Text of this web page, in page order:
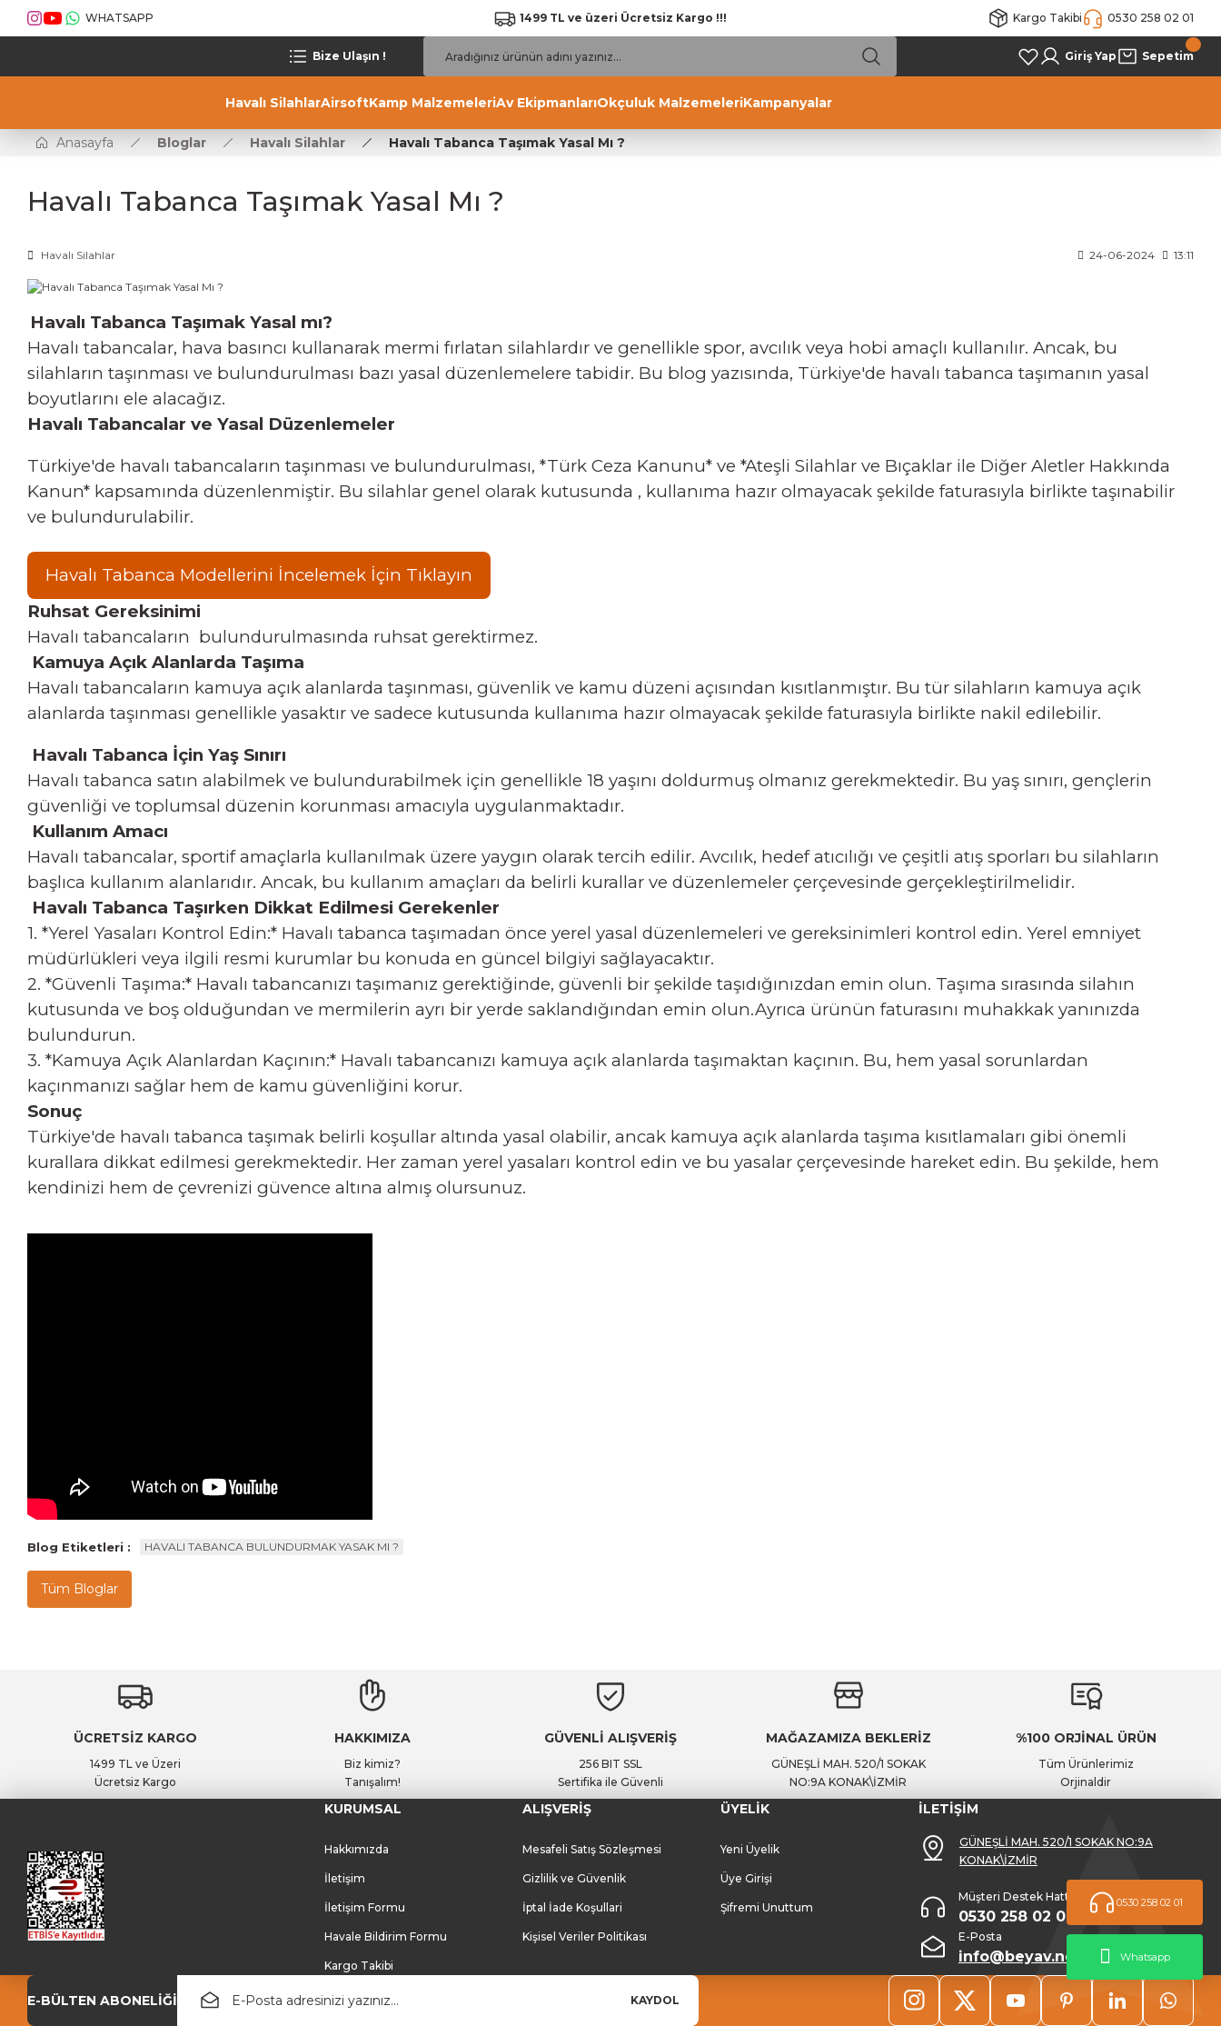
Whatsapp
WHATSAPP 1499 TL ve üzeri Ücretsiz Kargo !!! Kargo Takibi 0530 258 02 01
Bize Ulaşın ! Giriş Yap Sepetim
Havalı SilahlarAirsoftKamp MalzemeleriAv EkipmanlarıOkçuluk MalzemeleriKampanyalar
Anasayfa Bloglar Havalı Silahlar Havalı Tabanca Taşımak Yasal Mı ?
Havalı Tabanca Taşımak Yasal Mı ?
Havalı Silahlar 24-06-2024 13:11
Havalı Tabanca Taşımak Yasal mı?
Havalı tabancalar, hava basıncı kullanarak mermi fırlatan silahlardır ve genellikle spor, avcılık veya hobi amaçlı kullanılır. Ancak, bu
silahların taşınması ve bulundurulması bazı yasal düzenlemelere tabidir. Bu blog yazısında, Türkiye'de havalı tabanca taşımanın yasal
boyutlarını ele alacağız.
Havalı Tabancalar ve Yasal Düzenlemeler
Türkiye'de havalı tabancaların taşınması ve bulundurulması, *Türk Ceza Kanunu* ve *Ateşli Silahlar ve Bıçaklar ile Diğer Aletler Hakkında
Kanun* kapsamında düzenlenmiştir. Bu silahlar genel olarak kutusunda , kullanıma hazır olmayacak şekilde faturasıyla birlikte taşınabilir
ve bulundurulabilir.
Havalı Tabanca Modellerini İncelemek İçin Tıklayın
Ruhsat Gereksinimi
Havalı tabancaların bulundurulmasında ruhsat gerektirmez.
Kamuya Açık Alanlarda Taşıma
Havalı tabancaların kamuya açık alanlarda taşınması, güvenlik ve kamu düzeni açısından kısıtlanmıştır. Bu tür silahların kamuya açık
alanlarda taşınması genellikle yasaktır ve sadece kutusunda kullanıma hazır olmayacak şekilde faturasıyla birlikte nakil edilebilir.
Havalı Tabanca İçin Yaş Sınırı
Havalı tabanca satın alabilmek ve bulundurabilmek için genellikle 18 yaşını doldurmuş olmanız gerekmektedir. Bu yaş sınırı, gençlerin
güvenliği ve toplumsal düzenin korunması amacıyla uygulanmaktadır.
Kullanım Amacı
Havalı tabancalar, sportif amaçlarla kullanılmak üzere yaygın olarak tercih edilir. Avcılık, hedef atıcılığı ve çeşitli atış sporları bu silahların
başlıca kullanım alanlarıdır. Ancak, bu kullanım amaçları da belirli kurallar ve düzenlemeler çerçevesinde gerçekleştirilmelidir.
Havalı Tabanca Taşırken Dikkat Edilmesi Gerekenler
1. *Yerel Yasaları Kontrol Edin:* Havalı tabanca taşımadan önce yerel yasal düzenlemeleri ve gereksinimleri kontrol edin. Yerel emniyet
müdürlükleri veya ilgili resmi kurumlar bu konuda en güncel bilgiyi sağlayacaktır.
2. *Güvenli Taşıma:* Havalı tabancanızı taşımanız gerektiğinde, güvenli bir şekilde taşıdığınızdan emin olun. Taşıma sırasında silahın
kutusunda ve boş olduğundan ve mermilerin ayrı bir yerde saklandığından emin olun.Ayrıca ürünün faturasını muhakkak yanınızda
bulundurun.
3. *Kamuya Açık Alanlardan Kaçının:* Havalı tabancanızı kamuya açık alanlarda taşımaktan kaçının. Bu, hem yasal sorunlardan
kaçınmanızı sağlar hem de kamu güvenliğini korur.
Sonuç
Türkiye'de havalı tabanca taşımak belirli koşullar altında yasal olabilir, ancak kamuya açık alanlarda taşıma kısıtlamaları gibi önemli
kurallara dikkat edilmesi gerekmektedir. Her zaman yerel yasaları kontrol edin ve bu yasalar çerçevesinde hareket edin. Bu şekilde, hem
kendinizi hem de çevrenizi güvence altına almış olursunuz.
Blog Etiketleri : HAVALI TABANCA BULUNDURMAK YASAK MI ?
Tüm Bloglar
ÜCRETSİZ KARGO
1499 TL ve Üzeri
Ücretsiz Kargo
HAKKIMIZA
Biz kimiz?
Tanışalım!
GÜVENLİ ALIŞVERİŞ
256 BIT SSL
Sertifika ile Güvenli
MAĞAZAMIZA BEKLERİZ
GÜNEŞLİ MAH. 520/1 SOKAK
NO:9A KONAK\İZMİR
%100 ORJİNAL ÜRÜN
Tüm Ürünlerimiz
Orjinaldir
KURUMSAL
Hakkımızda
İletişim
İletişim Formu
Havale Bildirim Formu
Kargo Takibi
ALIŞVERİŞ
Mesafeli Satış Sözleşmesi
Gizlilik ve Güvenlik
İptal İade Koşullari
Kişisel Veriler Politikası
ÜYELİK
Yeni Üyelik
Üye Girişi
Şifremi Unuttum
İLETİŞİM
GÜNEŞLİ MAH. 520/1 SOKAK NO:9A
KONAK\İZMİR
Müşteri Destek Hattı
0530 258 02 01
E-Posta
info@beyav.net
E-BÜLTEN ABONELİĞİ KAYDOL
0530 258 02 01